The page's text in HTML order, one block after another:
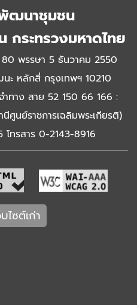
ฒนาชุมชน
ระทรวงมหาดไทย
80 พรรษา 5 ธันวาคม 2550
ะ หลักสี่ กรุงเทพฯ 10210
ำทาง สาย 52 150 66 166 :
ศูนย์ราชการเฉลิมพระเกียรติ)
ทรสาร 0-2143-8916
ไซต์เก่า